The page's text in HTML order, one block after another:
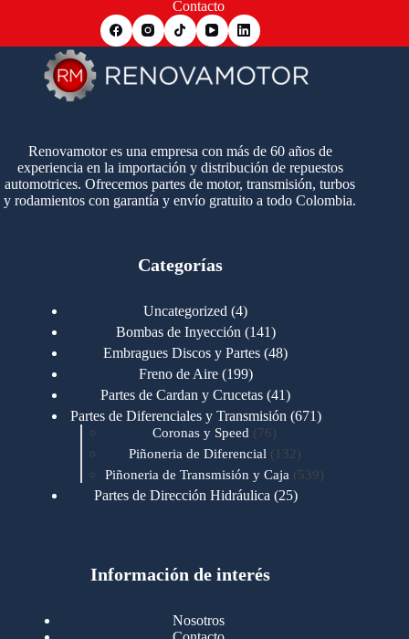
Contacto
Renovamotor es una empresa con más de 60 años de
experiencia en la importación y distribución de repuestos
automotrices. Ofrecemos partes de motor, transmisión, turbos
y rodamientos con garantía y envío gratuito a todo Colombia.
Categorías
Uncategorized 44
productos
Bombas de Inyección 141141
productos
Embragues Discos y Partes 4848
Freno de Aire 199199
productos
Partes de Cardan y Crucetas 4141
productos
Partes de Diferenciales y Transmisión 671671
Coronas y Speed 7676
productos
Piñoneria de Diferencial 132 132
productos
Piñoneria de Transmisión y Caja 539539
Partes de Dirección Hidráulica 2525
Motores Cummins 723
Cummins B/C 855
Información de interés
Nosotros